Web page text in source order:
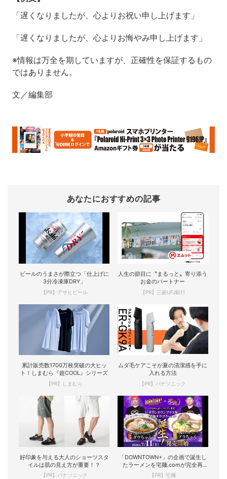
「遅くなりましたが、心よりお祝い申し上げます」
「遅くなりましたが、心よりお悔やみ申し上げます」
※情報は万全を期していますが、正確性を保証するもの
ではありません。
文／編集部
あなたにおすすめの記事
ビールのうまさが際立つ「仕上げに
3分冷凍庫DRY」
【PR】アサヒビール
人生の節目に〝まるっと〟寄り添う
お金のパートナー
【PR】三菱UFJ銀行
累計販売数1700万枚突破の大ヒッ
ト！しまむら『超COOL』シリーズ
【PR】しまむら
ムダ毛ケアこそが夏の清潔感を手に
入れる方法
【PR】パナソニック
好印象を与える大人のショーツスタ
イルは肌の見え方が重要！？
【PR】パナソニック
「DOWNTOWN+」の企画で誕生し
たラーメンを宅麺.comが完全再
現！
【PR】宅麺